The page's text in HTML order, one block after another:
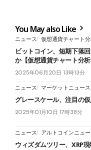
You May also Like
ニュース 仮想通貨チャート
ビットコイン、短期下落
か【仮想通貨チャート分
2025年06月20日 13時13分
ニュース マーケットニュース
グレースケール、注目の
2025年01月10日 17時38分
ニュース アルトコインニュ
ウィズダムツリー、XRP